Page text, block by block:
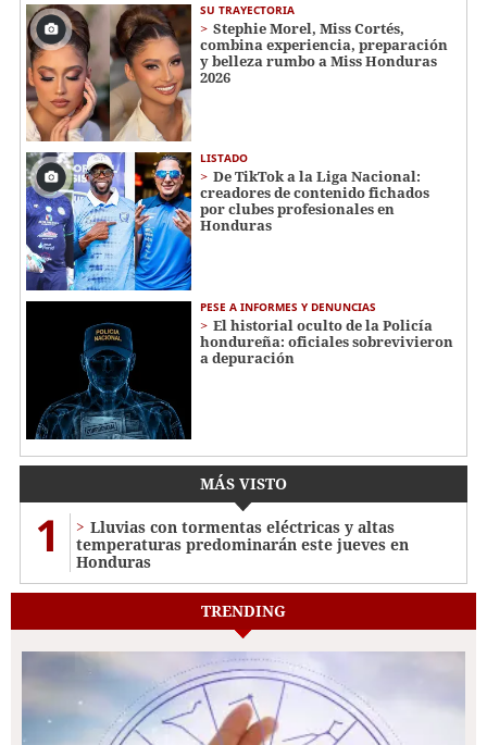
SU TRAYECTORIA
Stephie Morel, Miss Cortés,
combina experiencia, preparación
y belleza rumbo a Miss Honduras
2026
LISTADO
De TikTok a la Liga Nacional:
creadores de contenido fichados
por clubes profesionales en
Honduras
PESE A INFORMES Y DENUNCIAS
El historial oculto de la Policía
hondureña: oficiales sobrevivieron
a depuración
MÁS VISTO
1
Lluvias con tormentas eléctricas y altas
temperaturas predominarán este jueves en
Honduras
TRENDING